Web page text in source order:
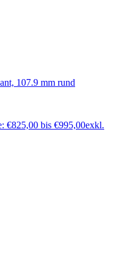
107.9 mm rund
€825,00 bis €995,00exkl.